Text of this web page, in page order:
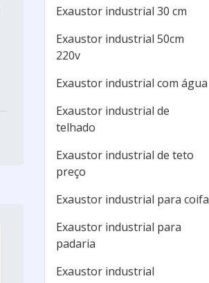
Exaustor industrial 30 cm
Exaustor industrial 50cm
220v
Exaustor industrial com água
Exaustor industrial de
telhado
Exaustor industrial de teto
preço
Exaustor industrial para coifa
Exaustor industrial para
padaria
Exaustor industrial